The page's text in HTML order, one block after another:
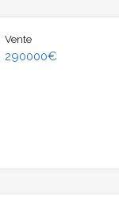
Vente
290000€